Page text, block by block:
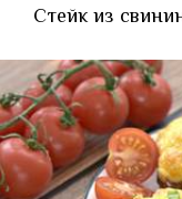
Стейк из